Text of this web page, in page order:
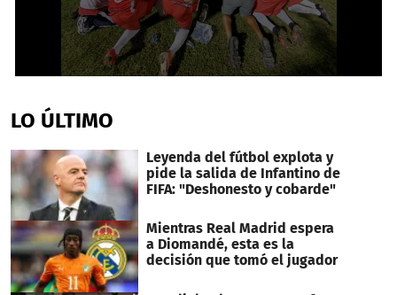
of
1
42
seconds
LO ÚLTIMO
Leyenda del fútbol explota y
pide la salida de Infantino de
FIFA: "Deshonesto y cobarde"
Mientras Real Madrid espera
a Diomandé, esta es la
decisión que tomó el jugador